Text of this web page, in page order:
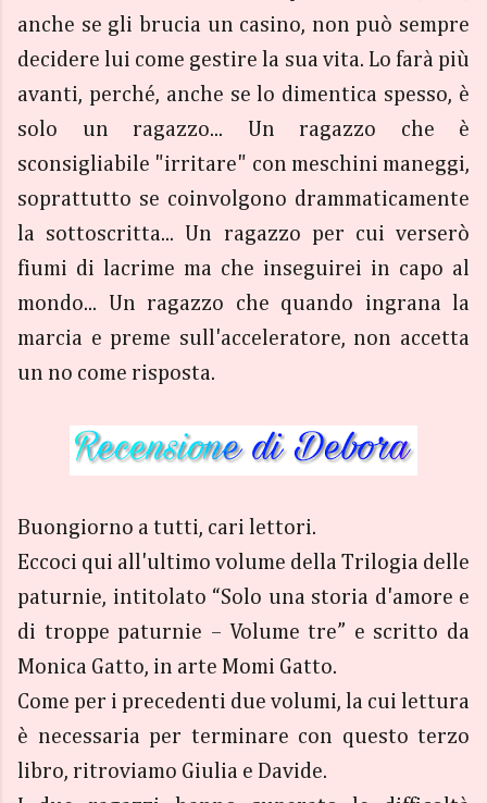
anche se gli brucia un casino, non può sempre
decidere lui come gestire la sua vita. Lo farà più
avanti, perché, anche se lo dimentica spesso, è
solo un ragazzo... Un ragazzo che è
sconsigliabile "irritare" con meschini maneggi,
soprattutto se coinvolgono drammaticamente
la sottoscritta... Un ragazzo per cui verserò
fiumi di lacrime ma che inseguirei in capo al
mondo... Un ragazzo che quando ingrana la
marcia e preme sull'acceleratore, non accetta
un no come risposta.
Buongiorno a tutti, cari lettori.
Eccoci qui all'ultimo volume della Trilogia delle
paturnie, intitolato “Solo una storia d'amore e
di troppe paturnie – Volume tre” e scritto da
Monica Gatto, in arte Momi Gatto.
Come per i precedenti due volumi, la cui lettura
è necessaria per terminare con questo terzo
libro, ritroviamo Giulia e Davide.